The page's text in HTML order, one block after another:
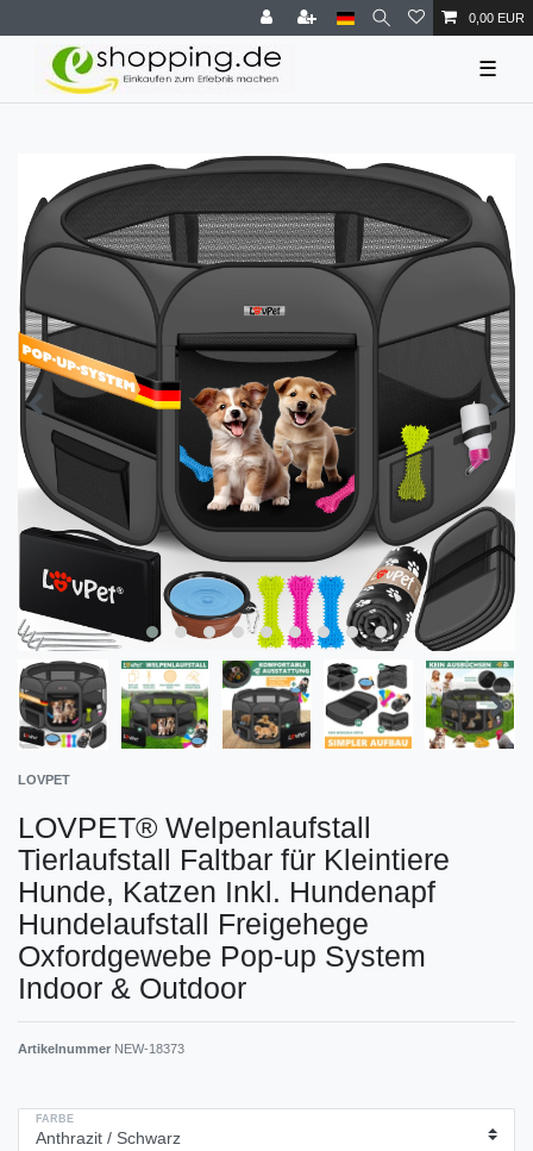
0,00 EUR
☰
LOVPET
LOVPET® Welpenlaufstall
Tierlaufstall Faltbar für Kleintiere
Hunde, Katzen Inkl. Hundenapf
Hundelaufstall Freigehege
Oxfordgewebe Pop-up System
Indoor & Outdoor
Artikelnummer NEW-18373
FARBE